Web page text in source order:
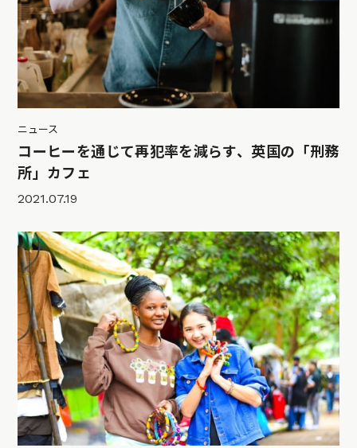
ニュース
コーヒーを通じて再犯率を減らす、英国の「刑務
所」カフェ
2021.07.19